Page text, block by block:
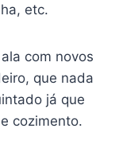
etc.
com novos
que nada
já que
cozimento.